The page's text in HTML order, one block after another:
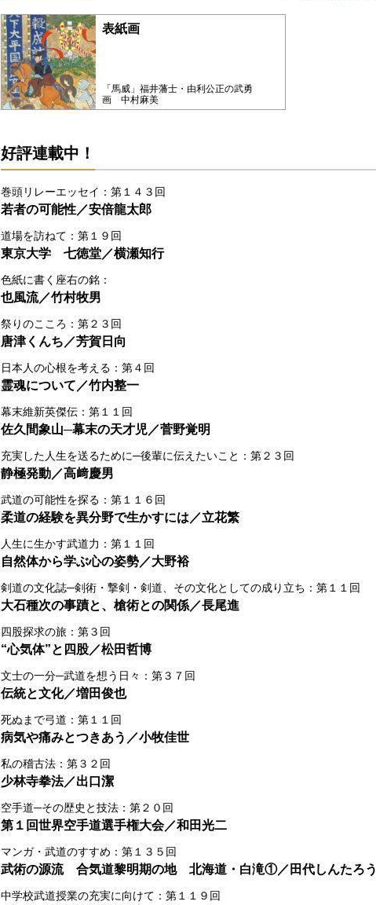
表紙画
「馬威」福井藩士・由利公正の武勇
画 中村麻美
好評連載中！
巻頭リレーエッセイ：第１４３回
若者の可能性／安倍龍太郎
道場を訪ねて：第１９回
東京大学 七徳堂／横瀬知行
色紙に書く座右の銘：
也風流／竹村牧男
祭りのこころ：第２３回
唐津くんち／芳賀日向
日本人の心根を考える：第４回
霊魂について／竹内整一
幕末維新英傑伝：第１１回
佐久間象山─幕末の天才児／菅野覚明
充実した人生を送るために─後輩に伝えたいこと：第２３回
静極発動／高﨑慶男
武道の可能性を探る：第１１６回
柔道の経験を異分野で生かすには／立花繁
人生に生かす武道力：第１１回
自然体から学ぶ心の姿勢／大野裕
剣道の文化誌─剣術・撃剣・剣道、その文化としての成り立ち：第１１回
大石種次の事蹟と、槍術との関係／長尾進
四股探求の旅：第３回
“心気体”と四股／松田哲博
文士の一分─武道を想う日々：第３７回
伝統と文化／増田俊也
死ぬまで弓道：第１１回
病気や痛みとつきあう／小牧佳世
私の稽古法：第３２回
少林寺拳法／出口潔
空手道─その歴史と技法：第２０回
第１回世界空手道選手権大会／和田光二
マンガ・武道のすすめ：第１３５回
武術の源流 合気道黎明期の地 北海道・白滝①／田代しんたろう
中学校武道授業の充実に向けて：第１１９回